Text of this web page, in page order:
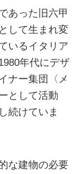
あった旧六甲
して生まれ変
いるイタリア
年代にデザ
ナー集団〈メ
として活動
続けていま
な建物の必要